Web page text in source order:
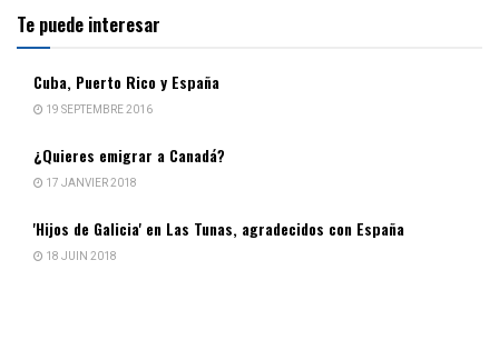
Te puede interesar
Cuba, Puerto Rico y España
19 SEPTEMBRE 2016
¿Quieres emigrar a Canadá?
17 JANVIER 2018
'Hijos de Galicia' en Las Tunas, agradecidos con España
18 JUIN 2018